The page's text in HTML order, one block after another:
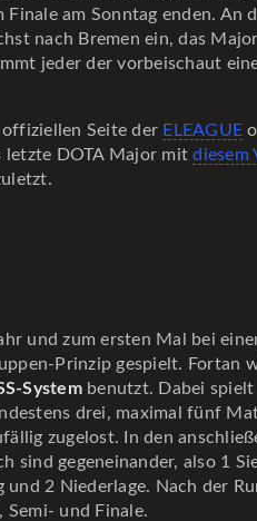
am Sonntag enden. An
nach Bremen ein, das Major
jeder der vorbeischaut
Seite der ELEAGUE
letzte DOTA Major mitdiesem
und zum ersten Mal bei
Prinzip gespielt. Fortan
Systembenutzt. Dabei spielt
drei, maximal fünf
zugelost. In den
sind gegeneinander, also 1
und 2 Niederlage. Nach der
und Finale.